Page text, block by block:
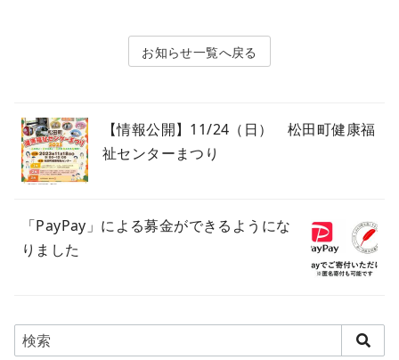
お知らせ
【情報公開】11/24（日） 松田町健康福
祉センターまつり
「PayPay」による募金ができるようにな
りました